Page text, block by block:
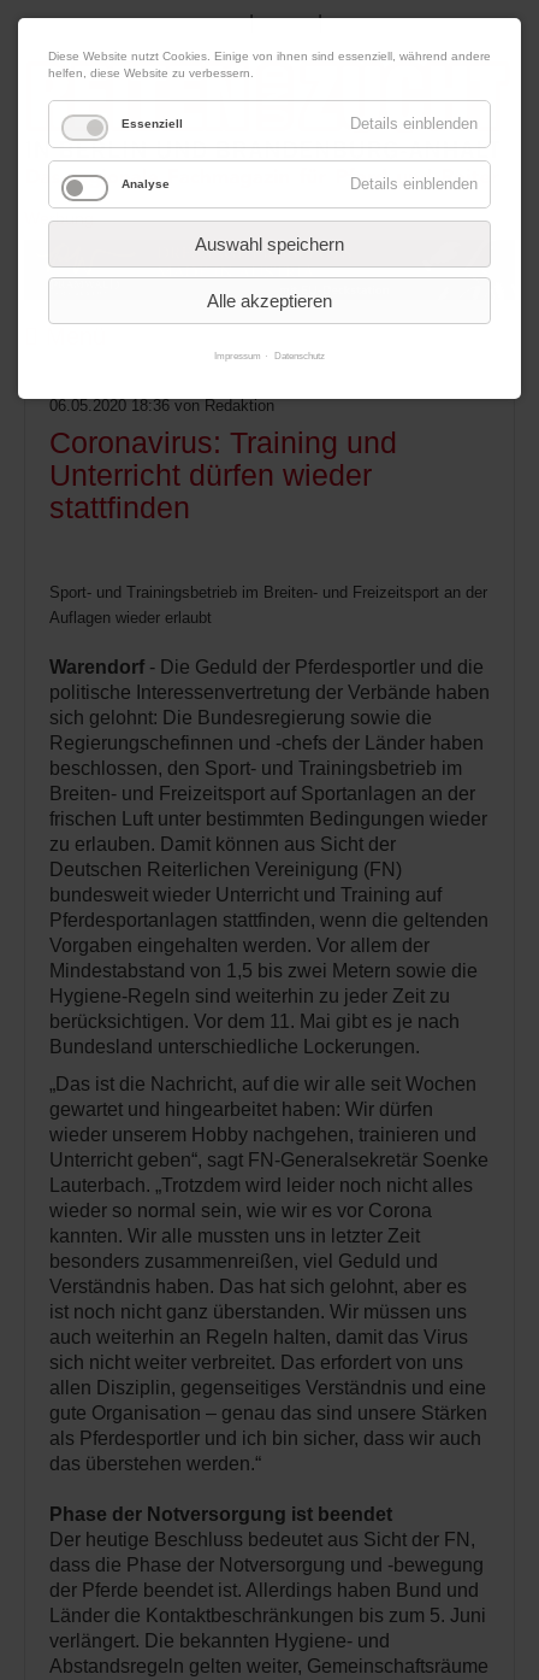
07. August 2026 Impressum|Kontakt|Datenschutz
Werbung
06.05.2020 18:36 von Redaktion
Coronavirus: Training und
Unterricht dürfen wieder
stattfinden
Sport- und Trainingsbetrieb im Breiten- und Freizeitsport an der
Auflagen wieder erlaubt
Warendorf - Die Geduld der Pferdesportler und die
politische Interessenvertretung der Verbände haben
sich gelohnt: Die Bundesregierung sowie die
Regierungschefinnen und -chefs der Länder haben
beschlossen, den Sport- und Trainingsbetrieb im
Breiten- und Freizeitsport auf Sportanlagen an der
frischen Luft unter bestimmten Bedingungen wieder
zu erlauben. Damit können aus Sicht der
Deutschen Reiterlichen Vereinigung (FN)
bundesweit wieder Unterricht und Training auf
Pferdesportanlagen stattfinden, wenn die geltenden
Vorgaben eingehalten werden. Vor allem der
Mindestabstand von 1,5 bis zwei Metern sowie die
Hygiene-Regeln sind weiterhin zu jeder Zeit zu
berücksichtigen. Vor dem 11. Mai gibt es je nach
Bundesland unterschiedliche Lockerungen.
„Das ist die Nachricht, auf die wir alle seit Wochen
gewartet und hingearbeitet haben: Wir dürfen
wieder unserem Hobby nachgehen, trainieren und
Unterricht geben“, sagt FN-Generalsekretär Soenke
Lauterbach. „Trotzdem wird leider noch nicht alles
wieder so normal sein, wie wir es vor Corona
kannten. Wir alle mussten uns in letzter Zeit
besonders zusammenreißen, viel Geduld und
Verständnis haben. Das hat sich gelohnt, aber es
ist noch nicht ganz überstanden. Wir müssen uns
auch weiterhin an Regeln halten, damit das Virus
sich nicht weiter verbreitet. Das erfordert von uns
allen Disziplin, gegenseitiges Verständnis und eine
gute Organisation – genau das sind unsere Stärken
als Pferdesportler und ich bin sicher, dass wir auch
das überstehen werden.“
Phase der Notversorgung ist beendet
Der heutige Beschluss bedeutet aus Sicht der FN,
dass die Phase der Notversorgung und -bewegung
der Pferde beendet ist. Allerdings haben Bund und
Länder die Kontaktbeschränkungen bis zum 5. Juni
verlängert. Die bekannten Hygiene- und
Abstandsregeln gelten weiter, Gemeinschaftsräume
Diese Website nutzt Cookies. Einige von ihnen sind essenziell, während andere
helfen, diese Website zu verbessern.
Essenziell Details einblenden
Analyse Details einblenden
Auswahl speichern
Alle akzeptieren
Impressum Datenschutz